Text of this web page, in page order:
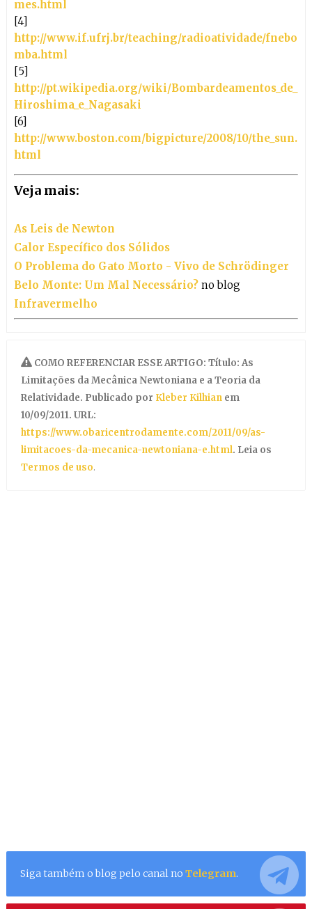
mes.html
[4]
http://www.if.ufrj.br/teaching/radioatividade/fnebo
mba.html
[5]
http://pt.wikipedia.org/wiki/Bombardeamentos_de_
Hiroshima_e_Nagasaki
[6]
http://www.boston.com/bigpicture/2008/10/the_sun.
html
Veja mais:
As Leis de Newton
Calor Específico dos Sólidos
O Problema do Gato Morto - Vivo de Schrödinger
Belo Monte: Um Mal Necessário?no blog
Infravermelho
COMO REFERENCIAR ESSE ARTIGO: Título: As
Limitações da Mecânica Newtoniana e a Teoria da
Relatividade. Publicado por Kleber Kilhian em
10/09/2011. URL:
https://www.obaricentrodamente.com/2011/09/as-
limitacoes-da-mecanica-newtoniana-e.html. Leia os
Termos de uso.
Siga também o blog pelo canal no Telegram.